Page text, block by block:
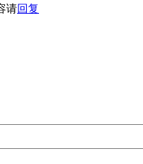
请回复